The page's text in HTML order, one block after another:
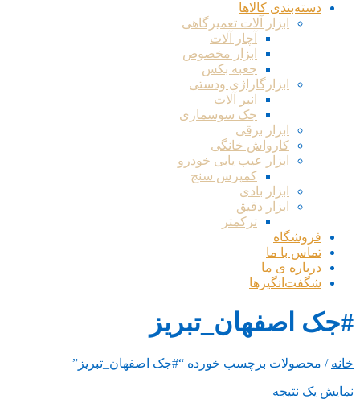
دسته‌بندی کالاها
ابزار آلات تعمیرگاهی
آچار آلات
ابزار مخصوص
جعبه بکس
ابزارگاراژی ودستی
انبر آلات
جک سوسماری
ابزار برقی
کارواش خانگی
ابزار عیب یابی خودرو
کمپرس سنج
ابزار بادی
ابزار دقیق
ترکمتر
فروشگاه
تماس با ما
درباره ی ما
شگفت‌انگیزها
#جک اصفهان_تبریز
خانه / محصولات برچسب خورده “#جک اصفهان_تبریز”
نمایش یک نتیجه